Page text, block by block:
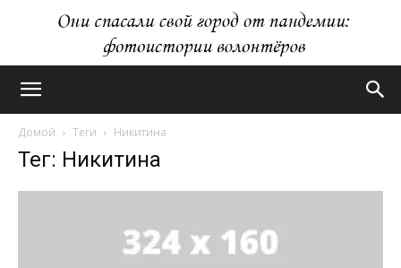
Домой Теги Никитина
Тег: Никитина